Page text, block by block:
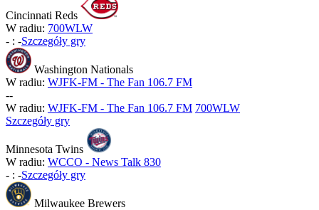
Cincinnati Reds
W radiu: 700WLW
- : -Szczegóły gry
Washington Nationals
W radiu: WJFK-FM - The Fan 106.7 FM
--
W radiu: WJFK-FM - The Fan 106.7 FM 700WLW
Szczegóły gry
Minnesota Twins
W radiu: WCCO - News Talk 830
- : -Szczegóły gry
Milwaukee Brewers